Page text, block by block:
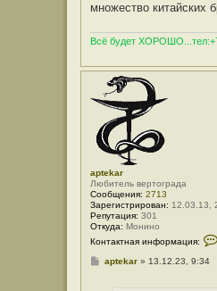
и
множество китайских
Всё будет
aptekar
Любитель вертограда
Сообщения: 2713
Зарегистрирован: 12.03.13,
Репутация: 301
Откуда: Монино
Контактная информация:
Сaptekar» 13.12.23, 9:34